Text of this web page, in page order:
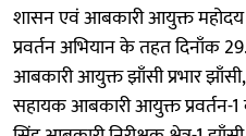
शासन एवं आबकारी आयुक्त महोदय
प्रवर्तन अभियान के तहत दिनाँक
आबकारी आयुक्त झाँसी प्रभार
सहायक आबकारी आयुक्त प्रवर्तन-1